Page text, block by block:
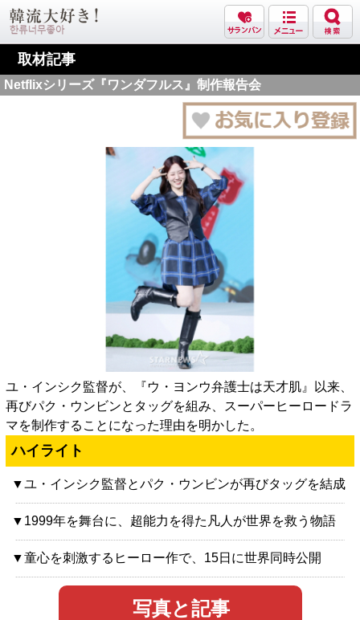
取材記事
Netflixシリーズ『ワンダフルス』制作報告会
ユ・インシク監督が、『ウ・ヨンウ弁護士は天才肌』以来、
再びパク・ウンビンとタッグを組み、スーパーヒーロードラ
マを制作することになった理由を明かした。
ハイライト
▼ユ・インシク監督とパク・ウンビンが再びタッグを結成
▼1999年を舞台に、超能力を得た凡人が世界を救う物語
▼童心を刺激するヒーロー作で、15日に世界同時公開
写真と記事